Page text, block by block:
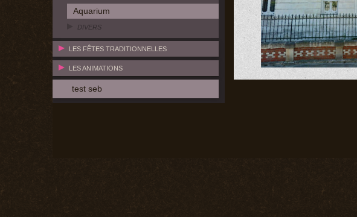
Aquarium
DIVERS
LES FÊTES TRADITIONNELLES
LES ANIMATIONS
test seb